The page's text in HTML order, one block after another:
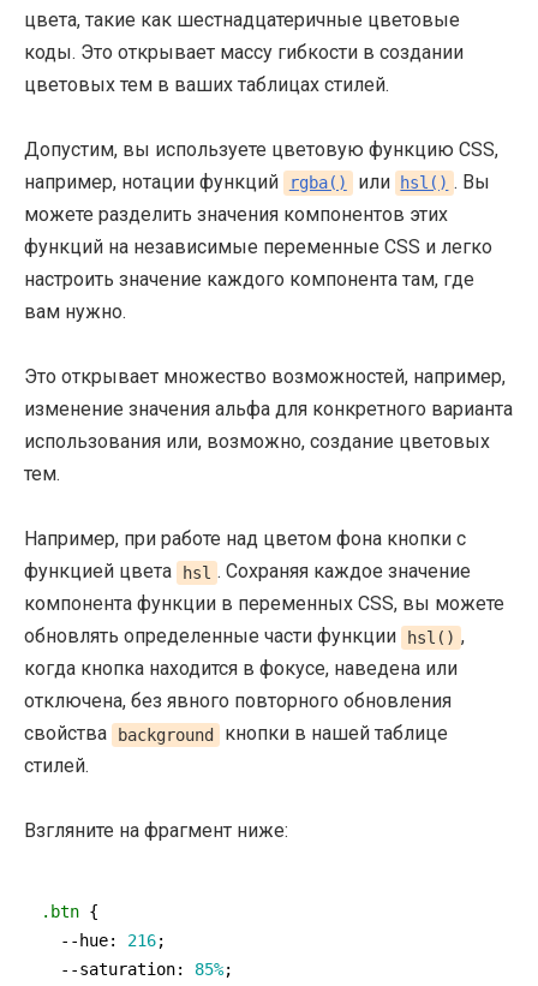
цвета, такие как шестнадцатеричные цветовые
коды. Это открывает массу гибкости в создании
цветовых тем в ваших таблицах стилей.
Допустим, вы используете цветовую функцию CSS,
например, нотации функций
rgba() или hsl() . Вы
можете разделить значения компонентов этих
функций на независимые переменные CSS и легко
настроить значение каждого компонента там, где
вам нужно.
Это открывает множество возможностей, например,
изменение значения альфа для конкретного варианта
использования или, возможно, создание цветовых
тем.
Например, при работе над цветом фона кнопки с
функцией цвета
hsl . Сохраняя каждое значение
компонента функции в переменных CSS, вы можете
обновлять определенные части функции
hsl() ,
когда кнопка находится в фокусе, наведена или
отключена, без явного повторного обновления
свойства
background
кнопки в нашей таблице
стилей.
Взгляните на фрагмент ниже:
.btn {
--hue: 216;
--saturation: 85%;